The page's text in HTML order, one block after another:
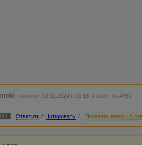
написал 02.02.2024 в 00:18 в ответ на #981
Ответить / Цитировать / Показать ветку - 5